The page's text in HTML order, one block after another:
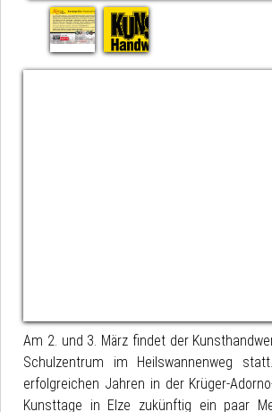
Am 2. und 3. März findet der
Schulzentrum im Heilswannenweg
erfolgreichen Jahren in der Krüger-
Kunsttage in Elze zukünftig ein paar